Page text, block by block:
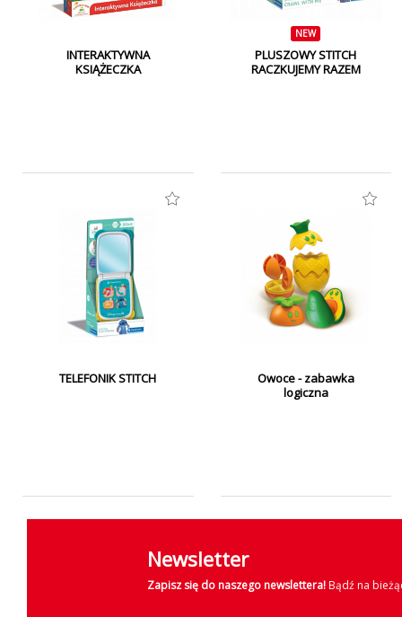
INTERAKTYWNA
KSIĄŻECZKA
NEW
PLUSZOWY STITCH
RACZKUJEMY RAZEM
TELEFONIK STITCH
Owoce - zabawka
logiczna
Newsletter
Zapisz się do naszego newslettera!Bądź na